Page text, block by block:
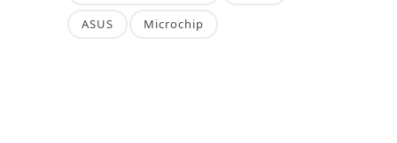
ASUS Microchip